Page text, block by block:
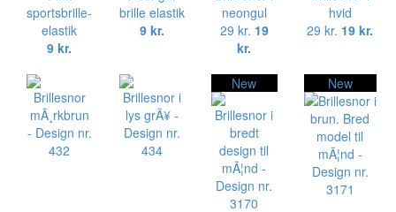
sportsbrille-
elastik
9 kr.
brille elastik
9 kr.
neongul
29 kr. 19
kr.
hvid
29 kr. 19 kr.
New New